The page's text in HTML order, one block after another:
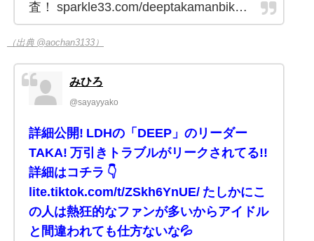
査！ sparkle33.com/deeptakamanbik…
（出典 @aochan3133）
みひろ
@sayayyako
詳細公開! LDHの「DEEP」のリーダー
TAKA! 万引きトラブルがリークされてる!!
詳細はコチラ 👇
lite.tiktok.com/t/ZSkh6YnUE/ たしかにこ
の人は熱狂的なファンが多いからアイドル
と間違われても仕方ないな💦